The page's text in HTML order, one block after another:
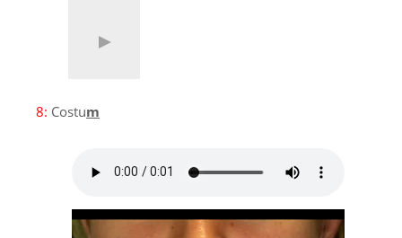
8: Costum